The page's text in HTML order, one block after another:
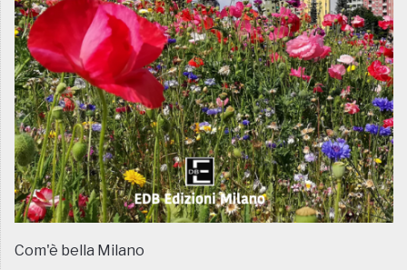
Com'è bella Milano